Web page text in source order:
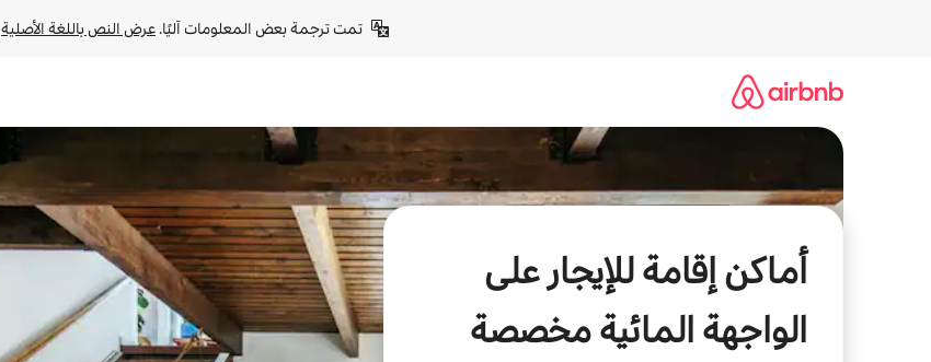
تمت ترجمة بعض المعلومات آليًا. عرض النص باللغة الأصلية
أماكن إقامة للإيجار على
الواجهة المائية مخصصة